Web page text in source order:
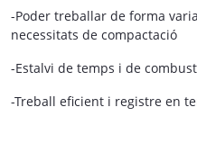
-Poder treballar de forma
necessitats de compactació
-Estalvi de temps i de
-Treball eficient i registre en